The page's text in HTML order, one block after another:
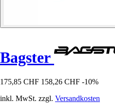
Bagster
175,85 CHF 158,26 CHF -10%
inkl. MwSt. zzgl. Versandkosten